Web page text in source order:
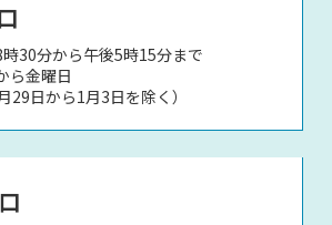
30分から午後5時15分まで
ら金曜日
29日から1月3日を除く）